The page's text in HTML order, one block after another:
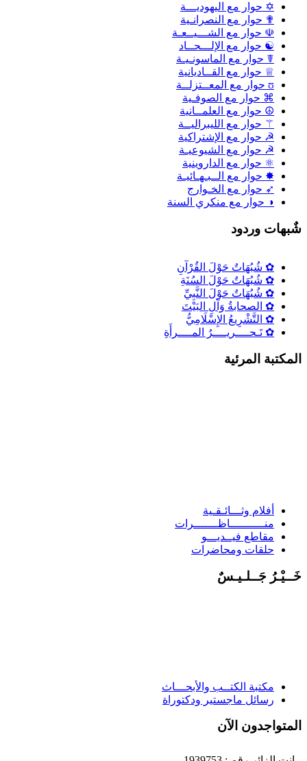
✡ حوار مع اليهوديـــة
✟ حوار مع النصرانـية
☫ حوار مع الشـــيــعـة
☯ حوار مع الإلـــحــاد
☤ حوار مع الماسونـيـة
♕ حوار مع القــاديانية
ʊ حوار مع المعــتزلــة
⌘ حوار مع الصوفـية
☮ حوار مع العلمــانية
⚚ حوار مع الليبراليــة
☭ حوار مع الإشتراكية
☭ حوار مع الشيوعيـة
⚛ حوار مع الداروينية
✸ حوار مع الــبـهـائيـة
➶ حوار مع الخـوارج
◑ حوار مع منكري السنة
وردود
✿ شُبُهَاتٌ حَوْلَ القُرْآنِ
✿ شُبُهَاتٌ حَوْلَ السُنَةِ
✿ شُبُهَاتٌ حَوْلَ النَّبِيِّ
✿ الصحابةُ وَآلِ البَيْتَ
✿ التَّشْرِيعُ الإِسْلَامِيُّ
✿ تَـحــــريــــرُ المــــرأَةِ
المرئية
أفلام وثـــائـقـية
منــــــــــاظـــــــرات
مقاطع فيــديـــو
حلقات ومحاضرات
جَــلـيـسٌ
مكتبة الكتــب والأبحـــاث
رسائل ماجستير ودكتوراة
الآن